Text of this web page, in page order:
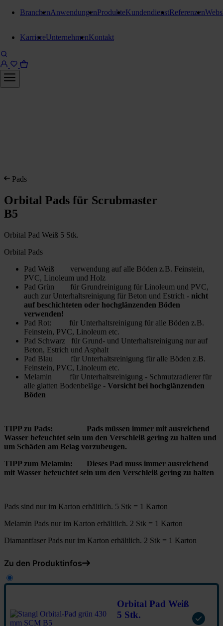
BranchenAnwendungenProdukteKundendienstReferenzen
KarriereUnternehmenKontakt
Pads
Orbital Pads für Scrubmaster
B5
Orbital Pad Weiß 5 Stk.
Orbital Pads
Pad Weiß verwendung auf alle Böden z.B. Feinstein,
PVC, Linoleum und Holz
Pad Grün für Grundreinigung für Linoleum und PVC,
auch zur Unterhaltsreinigung für Beton und Estrich - nicht
auf beschichteten oder hochglänzenden Böden
verwenden!
Pad Rot: für Unterhaltsreinigung für alle Böden z.B.
Feinstein, PVC, Linoleum etc.
Pad Schwarz für Grund- und Unterhaltsreinigung nur auf
Beton, Estrich und Asphalt
Pad Blau für Unterhaltsreinigung für alle Böden z.B.
Feinstein, PVC, Linoleum etc.
Melamin für Unterhaltsreinigung - Schmutzradierer für
alle glatten Bodenbeläge - Vorsicht bei hochglänzenden
Böden
TIPP zu Pads: Pads müssen immer mit ausreichend
Wasser befeuchtet sein um den Verschleiß gering zu halten und
um Schäden am Belag vorzubeugen.
TIPP zum Melamin: Dieses Pad muss immer ausreichend
mit Wasser befeuchtet sein um den Verschleiß gering zu halten
Pads sind nur im Karton erhältlich. 5 Stk = 1 Karton
Melamin Pads nur im Karton erhältlich. 2 Stk = 1 Karton
Diamantfaser Pads nur im Karton erhältlich. 2 Stk = 1 Karton
Zu den Produktinfos
Orbital Pad Weiß
5 Stk.